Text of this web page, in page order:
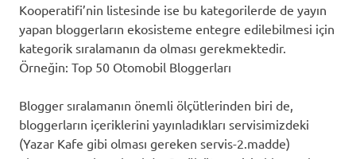
Kooperatifi’nin listesinde ise bu kategorilerde de yayın
yapan bloggerların ekosisteme entegre edilebilmesi için
kategorik sıralamanın da olması gerekmektedir.
Örneğin: Top 50 Otomobil Bloggerları
Blogger sıralamanın önemli ölçütlerinden biri de,
bloggerların içeriklerini yayınladıkları servisimizdeki
(Yazar Kafe gibi olması gereken servis-2.madde)